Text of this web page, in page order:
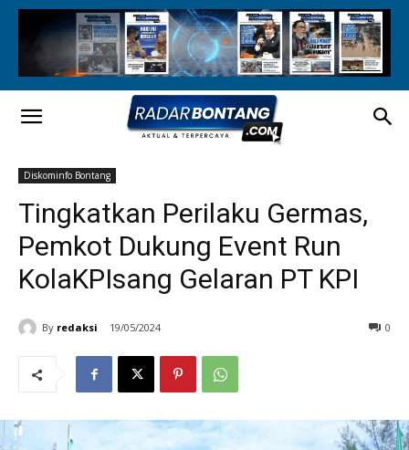
Diskominfo Bontang
Tingkatkan Perilaku Germas,
Pemkot Dukung Event Run
KolaKPIsang Gelaran PT KPI
By redaksi 19/05/2024 0